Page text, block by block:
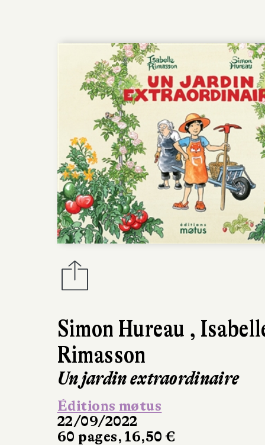
Simon Hureau ,
Rimasson
Un jardin extraordinaire
Éditions møtus
22/09/2022
60 pages, 16,50 €